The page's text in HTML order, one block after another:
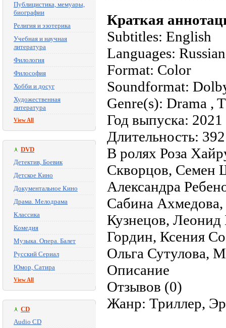
Публицистика, мемуары,
биографии
Религия и эзотерика
Учебная и научная
литература
Филология
Философия
Хобби и досуг
Художественная
литература
View All
DVD
Детектив, Боевик
Детское Кино
Документальное Кино
Драма. Мелодрама
Классика
Комедия
Музыка. Опера. Балет
Русский Сериал
Юмор, Сатира
View All
CD
Audio CD
Краткая
Subtitles: English
Languages: Russian
Format: Color
Soundformat:
Genre(s): Drama ,
Год выпуска:
Длительность:
В ролях Роза
Скворцов, Семен
Александра
Сабина Ахмедова,
Кузнецов, Леонид
Гордин, Ксения
Ольга Сутулова,
Описание
Отзывов (0)
Жанр: Триллер,